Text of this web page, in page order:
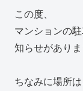
この度、
マンションの
知らせがありま
ちなみに場所